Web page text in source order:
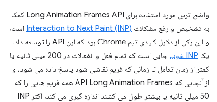
واضح ترین مورد استفاده برای Long Animation Frames API کمک
به تشخیص و رفع مشکلات Interaction to Next Paint (INP) است،
و این یکی از دلایل کلیدی تیم Chrome بود که این API را توسعه داد.
یک INP خوب
جایی است که تمام فعل و انفعالات در 200 میلی ثانیه یا
کمتر از زمان تعامل تا زمانی که فریم نقاشی شود پاسخ داده می شود، و
از آنجایی که API Long Animation Frames همه فریم هایی را که
50 میلی ثانیه یا بیشتر طول می کشند اندازه گیری می کند، اکثر INP